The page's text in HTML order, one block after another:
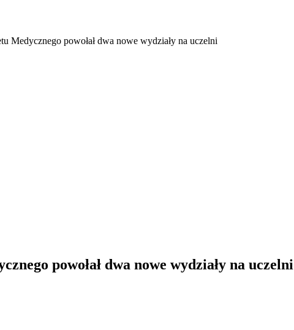
Medycznego powołał dwa nowe wydziały na uczelni
powołał dwa nowe wydziały na uczelni